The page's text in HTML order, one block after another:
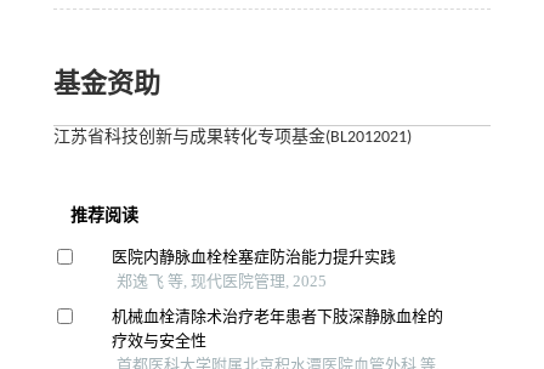
基金资助
江苏省科技创新与成果转化专项基金(BL2012021)